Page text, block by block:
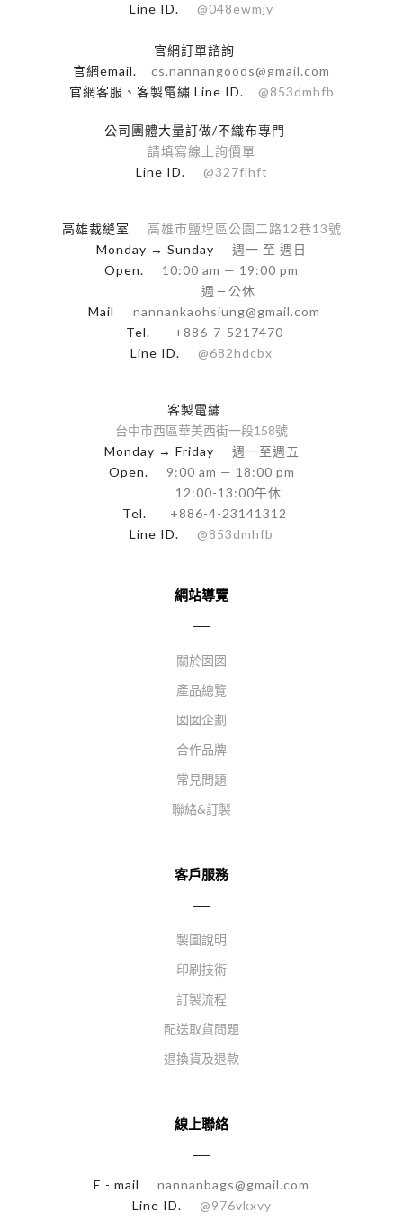
Line ID.
@048ewmjy
官網訂單諮詢
官網email.
cs.nannangoods@gmail.com
官網客服、客製電繡 Line ID.
@853dmhfb
公司團體大量訂做/不織布專門
請填寫線上詢價單
Line ID.
@327fihft
高雄裁縫室
高雄市鹽埕區公園二路12巷13號
Monday → Sunday
週一 至 週日
Open.
10:00 am — 19:00 pm
週三公休
Mail
nannankaohsiung@gmail.com
Tel.
+886-7-5217470
Line ID.
@682hdcbx
客製電繡
台中市西區華美西街一段158號
Monday → Friday
週一至週五
Open.
9:00 am — 18:00 pm
12:00-13:00午休
Tel.
+886-4-23141312
Line ID.
@853dmhfb
網站導覽
關於囡囡
產品總覽
囡囡企劃
合作品牌
常見問題
聯絡&訂製
客戶服務
製圖說明
印刷技術
訂製流程
配送取貨問題
退換貨及退款
線上聯絡
E - mail
nannanbags@gmail.com
Line ID.
@976vkxvy